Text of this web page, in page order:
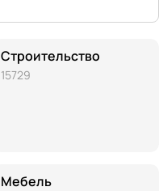
Строительство
15729
Мебель